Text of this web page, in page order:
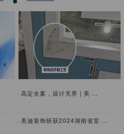
· 高定全案，设计无界 | 美 ...
· 美迪装饰斩获2024湖南省室 ...